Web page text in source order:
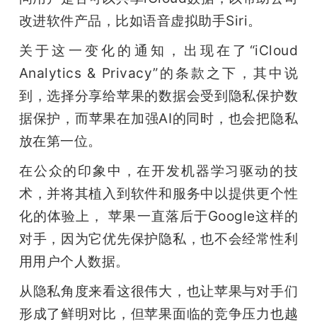
心
题
爱
改进软件产品，比如语音虚拟助手Siri。
关于这一变化的通知，出现在了“iCloud
Analytics & Privacy”的条款之下，其中说
到，选择分享给苹果的数据会受到隐私保护数
据保护，而苹果在加强AI的同时，也会把隐私
放在第一位。
在公众的印象中，在开发机器学习驱动的技
术，并将其植入到软件和服务中以提供更个性
化的体验上， 苹果一直落后于Google这样的
对手，因为它优先保护隐私，也不会经常性利
用用户个人数据。
从隐私角度来看这很伟大，也让苹果与对手们
形成了鲜明对比，但苹果面临的竞争压力也越